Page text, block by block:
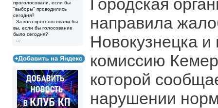
проголосовали, если бы
"выборы" проводились
сегодня?
За кого проголосовали бы
вы, если бы голосование
было сегодня?
Городская
направила
Новокузнецка
комиссию
которой
нарушении